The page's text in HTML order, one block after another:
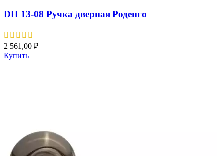
DH 13-08 Pучка дверная Роденго
2 561,00 ₽
Купить